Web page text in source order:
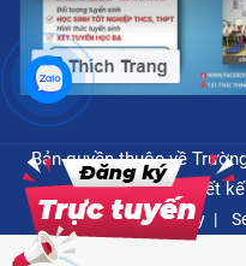
Bản quyền thuộc về
Nội - Thiết
Privacy